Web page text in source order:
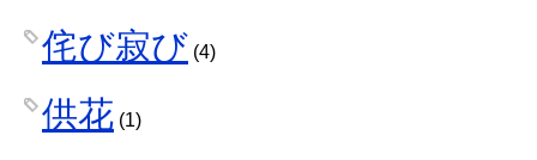
侘び寂び (4)
供花 (1)